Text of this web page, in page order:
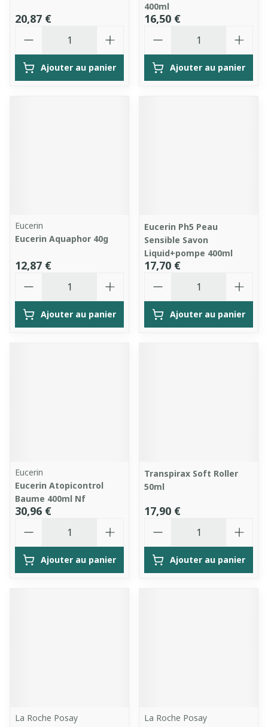
20,87 €
Ajouter au panier
400ml
16,50 €
Ajouter au panier
Eucerin
Eucerin Aquaphor 40g
12,87 €
Ajouter au panier
Eucerin Ph5 Peau
Sensible Savon
Liquid+pompe 400ml
17,70 €
Ajouter au panier
Eucerin
Eucerin Atopicontrol
Baume 400ml Nf
30,96 €
Ajouter au panier
Transpirax Soft Roller
50ml
17,90 €
Ajouter au panier
La Roche Posay
La Roche Posay